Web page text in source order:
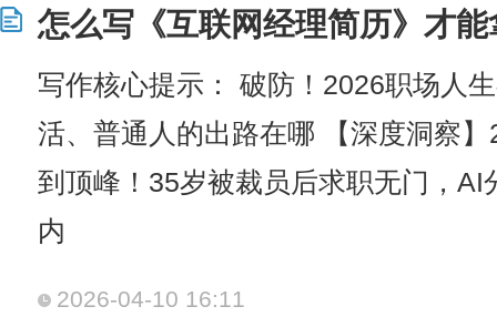
怎么写《互联网经理简历》才
写作核心提示： 破防！2026职场人
活、普通人的出路在哪 【深度洞察
到顶峰！35岁被裁员后求职无门，
内
2026-04-10 16:11